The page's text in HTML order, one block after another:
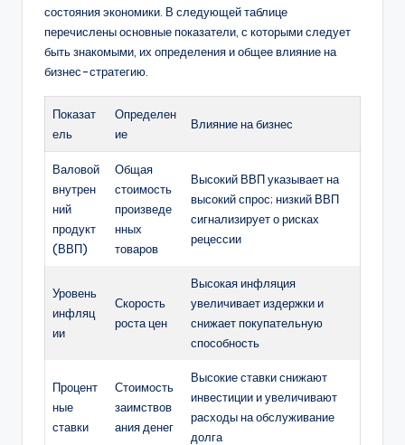
состояния экономики. В следующей таблице
перечислены основные показатели, с которыми следует
быть знакомыми, их определения и общее влияние на
бизнес-стратегию.
Показат
ель
Определен
ие
Влияние на бизнес
Валовой
внутрен
ний
продукт
(ВВП)
Общая
стоимость
произведе
нных
товаров
Высокий ВВП указывает на
высокий спрос; низкий ВВП
сигнализирует о рисках
рецессии
Уровень
инфляц
ии
Скорость
роста цен
Высокая инфляция
увеличивает издержки и
снижает покупательную
способность
Процент
ные
ставки
Стоимость
заимствов
ания денег
Высокие ставки снижают
инвестиции и увеличивают
расходы на обслуживание
долга